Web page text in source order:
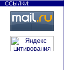
ССЫЛКИ: